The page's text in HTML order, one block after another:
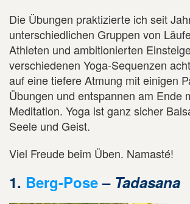
Die Übungen praktizierte ich seit
unterschiedlichen Gruppen von
Athleten und ambitionierten
verschiedenen Yoga-Sequenzen
auf eine tiefere Atmung mit einigen
Übungen und entspannen am Ende
Meditation. Yoga ist ganz sicher
Seele und Geist.
Viel Freude beim Üben. Namasté!
1. Berg-Pose– Tadasana